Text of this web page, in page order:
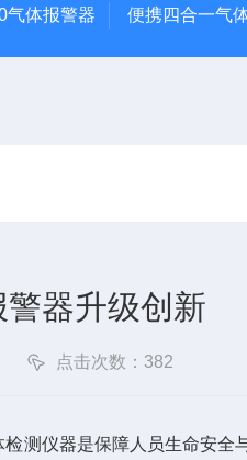
气体报警器 便携四合一气
器升级创新
点击次数：382
测仪器是保障人员生命安